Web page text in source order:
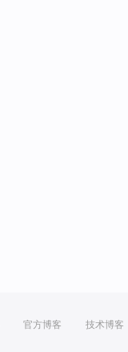
官方博客 技术博客